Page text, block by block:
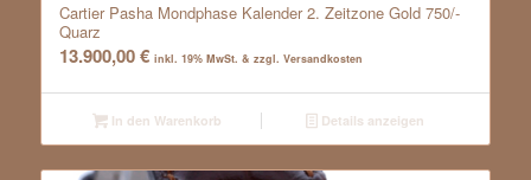
Cartier Pasha Mondphase Kalender 2. Zeitzone Gold 750/-
Quarz
13.900,00€ inkl. 19% MwSt. & zzgl. Versandkosten
In den Warenkorb Details anzeigen